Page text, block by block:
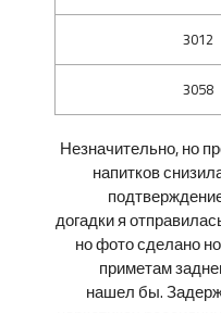
3012
3058
Незначительно, но
напитков
догадки я
но фото сделано
приметам
нашел бы.